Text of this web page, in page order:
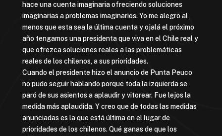
hace una cuenta imaginaria ofreciendo soluciones
imaginarias a problemas imaginarios. Yo me alegro al
menos que esta sea la última cuenta y ojalá el próximo
año tengamos una presidenta que viva en el Chile real y
que ofrezca soluciones reales a las problemáticas
reales de los chilenos, a sus prioridades.
Cuando el presidente hizo el anuncio de Punta Peuco
no pudo seguir hablando porque toda la izquierda se
paró de sus asientos a aplaudir y vitorear. Fue lejos la
medida más aplaudida. Y creo que de todas las medidas
anunciadas es la que está última en el lugar de
prioridades de los chilenos. Qué ganas de que los